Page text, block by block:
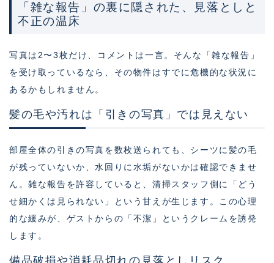
「雑な報告」の裏に隠された、見落としと
不正の温床
写真は2〜3枚だけ、コメントは一言。そんな「雑な報告」
を受け取っているなら、その物件はすでに危機的な状況に
あるかもしれません。
髪の毛や汚れは「引きの写真」では見えない
部屋全体の引きの写真を数枚送られても、シーツに髪の毛
が残っていないか、水回りに水垢がないかは確認できませ
ん。雑な報告を許容していると、清掃スタッフ側に「どう
せ細かくは見られない」という甘えが生じます。この心理
的な緩みが、ゲストからの「不潔」というクレームを誘発
します。
備品破損や消耗品切れの見落としリスク